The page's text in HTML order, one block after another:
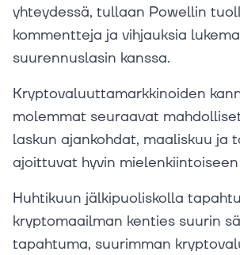
yhteydessä, tullaan Powellin
kommentteja ja vihjauksia
suurennuslasin kanssa.
Kryptovaluuttamarkkinoiden
molemmat seuraavat
laskun ajankohdat, maaliskuu ja
ajoittuvat hyvin
Huhtikuun jälkipuoliskolla
kryptomaailman kenties suurin
tapahtuma, suurimman